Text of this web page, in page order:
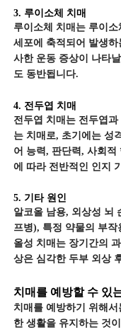
3. 루이소체 치매
루이소체 치매는 루이
세포에 축적되어 발생
사한 운동 증상이 나타
도 동반됩니다.
4. 전두엽 치매
전두엽 치매는 전두엽
는 치매로, 초기에는 성
어 능력, 판단력, 사회
에 따라 전반적인 인지
5. 기타 원인
알코올 남용, 외상성 뇌
프병), 특정 약물의 부
올성 치매는 장기간의
상은 심각한 두부 외상
치매를 예방할 수 있
치매를 예방하기 위해
한 생활을 유지하는 것